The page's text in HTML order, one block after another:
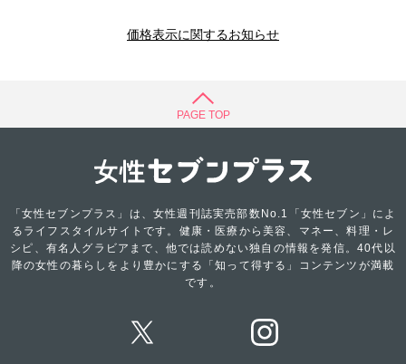
価格表示に関するお知らせ
PAGE TOP
「女性セブンプラス」は、女性週刊誌実売部数No.1「女性セブン」によ
るライフスタイルサイトです。健康・医療から美容、マネー、料理・レ
シピ、有名人グラビアまで、他では読めない独自の情報を発信。40代以
降の女性の暮らしをより豊かにする「知って得する」コンテンツが満載
です。